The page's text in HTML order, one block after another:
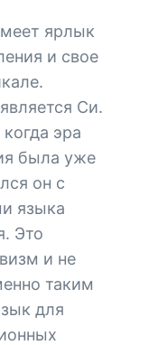
ярлык
и свое
Си.
эра
была уже
он с
языка
Это
и не
таким
для